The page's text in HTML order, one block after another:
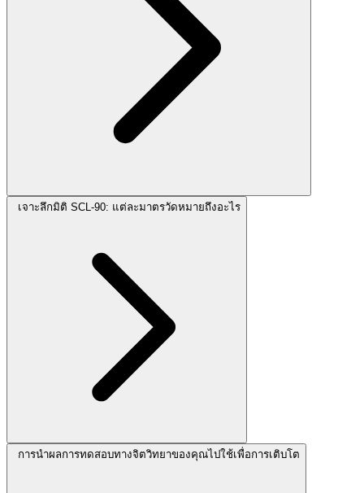
เจาะลึกมิติ SCL-90: แต่ละมาตรวัดหมายถึงอะไร
การนำผลการทดสอบทางจิตวิทยาของคุณไปใช้เพื่อการเติบโต